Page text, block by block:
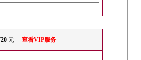
元 查看VIP服务